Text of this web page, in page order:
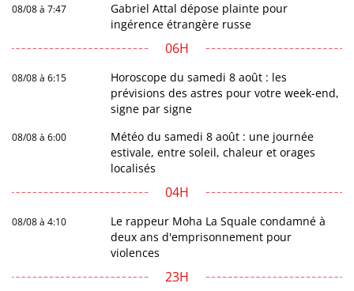
08/08 à 7:47
Gabriel Attal dépose plainte pour
ingérence étrangère russe
06H
08/08 à 6:15
Horoscope du samedi 8 août : les
prévisions des astres pour votre week-end,
signe par signe
08/08 à 6:00
Météo du samedi 8 août : une journée
estivale, entre soleil, chaleur et orages
localisés
04H
08/08 à 4:10
Le rappeur Moha La Squale condamné à
deux ans d'emprisonnement pour
violences
23H